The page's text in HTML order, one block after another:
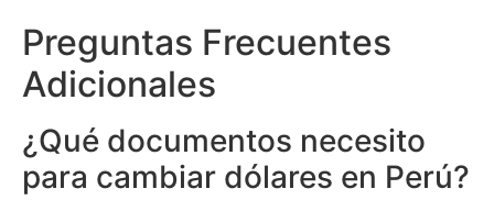
Preguntas Frecuentes
Adicionales
¿Qué documentos necesito
para cambiar dólares en Perú?